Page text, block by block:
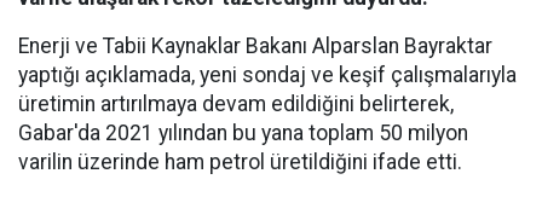
Enerji ve Tabii Kaynaklar Bakanı Alparslan Bayraktar
yaptığı açıklamada, yeni sondaj ve keşif çalışmalarıyla
üretimin artırılmaya devam edildiğini belirterek,
Gabar'da 2021 yılından bu yana toplam 50 milyon
varilin üzerinde ham petrol üretildiğini ifade etti.